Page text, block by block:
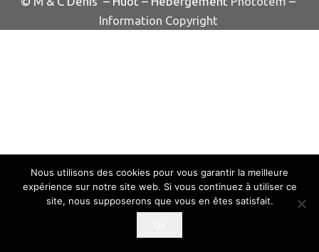
Information Copyright
Nous utilisons des cookies pour vous garantir la meilleure
expérience sur notre site web. Si vous continuez à utiliser ce
site, nous supposerons que vous en êtes satisfait.